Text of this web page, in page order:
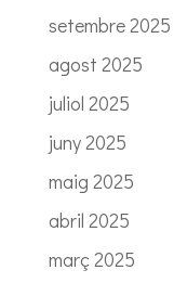
setembre 2025
agost 2025
juliol 2025
juny 2025
maig 2025
abril 2025
març 2025